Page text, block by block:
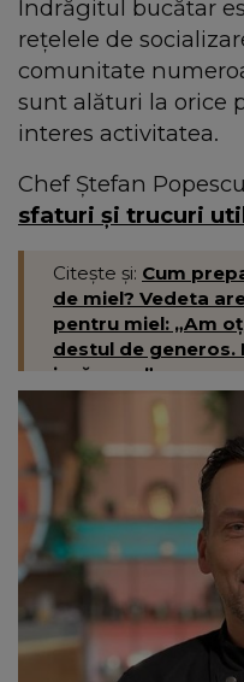
Îndrăgitul bucătar
rețelele de
comunitate
sunt alături la orice
interes activitatea.
Chef Ștefan
sfaturi și trucuri
Citește și: Cum
de miel? Vedeta
pentru miel: „Am
destul de generos.
iasă acru.”